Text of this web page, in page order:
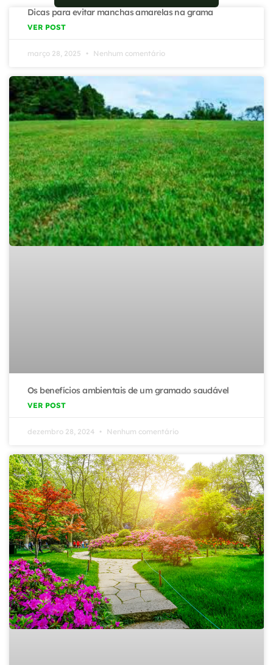
Dicas para evitar manchas amarelas na grama
VER POST
março 28, 2025 Nenhum comentário
Os benefícios ambientais de um gramado saudável
VER POST
dezembro 28, 2024 Nenhum comentário